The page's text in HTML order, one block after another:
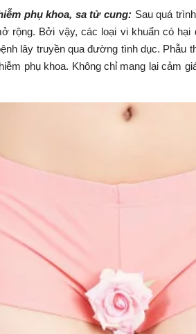
phụ khoa, sa tử cung: Sau quá
rộng. Bởi vậy, các loại vi khuẩn có
lây truyền qua đường tình dục. Phẫu
phụ khoa. Không chỉ mang lại cảm